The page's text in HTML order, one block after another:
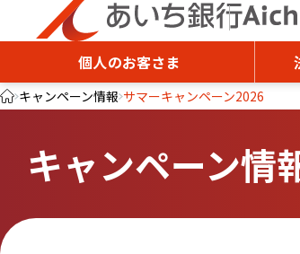
個人のお客さま
キャンペーン情報 サマーキャンペーン2026
キャンペーン情